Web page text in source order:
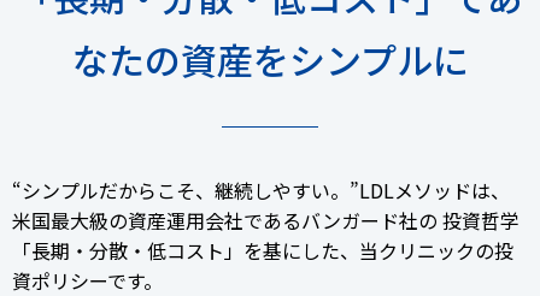
なたの資産をシンプルに
“シンプルだからこそ、継続しやすい。”LDLメソッドは、
米国最大級の資産運用会社であるバンガード社の 投資哲学
「長期・分散・低コスト」を基にした、当クリニックの投
資ポリシーです。